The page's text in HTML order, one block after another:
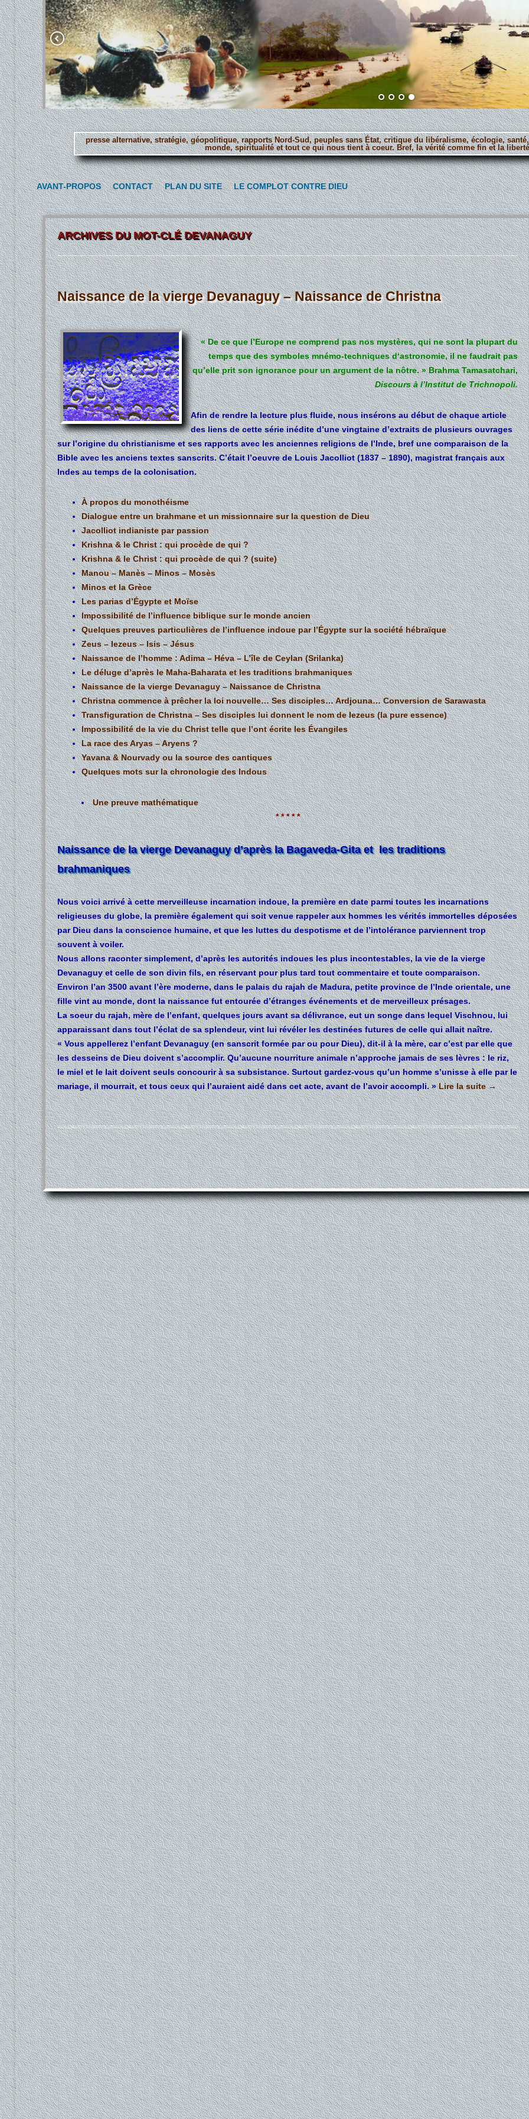
presse alternative, stratégie, géopolitique, rapports Nord-Sud, peuples sans État, critique du libéralisme, écologie,
monde, spiritualité et tout ce qui nous tient à coeur. Bref, la vérité comme fin et la
Aller
au
contenu
principal
AVANT-PROPOS CONTACT PLAN DU SITE LE COMPLOT CONTRE DIEU
ARCHIVES DU MOT-CLÉDEVANAGUY
Naissance de la vierge Devanaguy – Naissance de Christna
« De ce que l’Europe ne comprend pas nos mystères, qui ne sont la plupart du
temps que des symboles mnémo-techniques d‘astronomie, il ne faudrait pas
qu’elle prit son ignorance pour un argument de la nôtre. »Brahma Tamasatchari,
Discours à l’Institut de Trichnopoli.
Afin de rendre la lecture plus fluide, nous insérons au début de chaque article
des liens de cette série inédite d’une vingtaine d’extraits de plusieurs ouvrages
sur l’origine du christianisme et ses rapports avec les anciennes religions de l’Inde, bref une comparaison de la
Bible avec les anciens textes sanscrits. C’était l’oeuvre de Louis Jacolliot (1837 – 1890), magistrat français aux
Indes au temps de la colonisation.
À propos du monothéisme
Dialogue entre un brahmane et un missionnaire sur la question de Dieu
Jacolliot indianiste par passion
Krishna & le Christ : qui procède de qui ?
Krishna & le Christ : qui procède de qui ? (suite)
Manou – Manès – Minos – Mosès
Minos et la Grèce
Les parias d’Égypte et Moïse
Impossibilité de l’influence biblique sur le monde ancien
Quelques preuves particulières de l’influence indoue par l’Égypte sur la société hébraïque
Zeus – Iezeus – Isis – Jésus
Naissance de l’homme : Adima – Héva – L’île de Ceylan (Srilanka)
Le déluge d’après le Maha-Baharata et les traditions brahmaniques
Naissance de la vierge Devanaguy – Naissance de Christna
Christna commence à prêcher la loi nouvelle… Ses disciples… Ardjouna… Conversion de Sarawasta
Transfiguration de Christna – Ses disciples lui donnent le nom de Iezeus (la pure essence)
Impossibilité de la vie du Christ telle que l’ont écrite les Évangiles
La race des Aryas – Aryens ?
Yavana & Nourvady ou la source des cantiques
Quelques mots sur la chronologie des Indous
Une preuve mathématique
* * * * *
Naissance de la vierge Devanaguy d’après la Bagaveda-Gita et les traditions
brahmaniques
Nous voici arrivé à cette merveilleuse incarnation indoue, la première en date parmi toutes les incarnations
religieuses du globe, la première également qui soit venue rappeler aux hommes les vérités immortelles déposées
par Dieu dans la conscience humaine, et que les luttes du despotisme et de l’intolérance parviennent trop
souvent à voiler.
Nous allons raconter simplement, d’après les autorités indoues les plus incontestables, la vie de la vierge
Devanaguy et celle de son divin fils, en réservant pour plus tard tout commentaire et toute comparaison.
Environ l’an 3500 avant l’ère moderne, dans le palais du rajah de Madura, petite province de l’Inde orientale, une
fille vint au monde, dont la naissance fut entourée d’étranges événements et de merveilleux présages.
La soeur du rajah, mère de l’enfant, quelques jours avant sa délivrance, eut un songe dans lequel Vischnou, lui
apparaissant dans tout l’éclat de sa splendeur, vint lui révéler les destinées futures de celle qui allait naître.
« Vous appellerez l’enfant Devanaguy (en sanscrit formée par ou pour Dieu), dit-il à la mère, car c’est par elle que
les desseins de Dieu doivent s’accomplir. Qu’aucune nourriture animale n’approche jamais de ses lèvres : le riz,
le miel et le lait doivent seuls concourir à sa subsistance. Surtout gardez-vous qu’un homme s’unisse à elle par le
mariage, il mourrait, et tous ceux qui l’auraient aidé dans cet acte, avant de l’avoir accompli. »Lire la suite→